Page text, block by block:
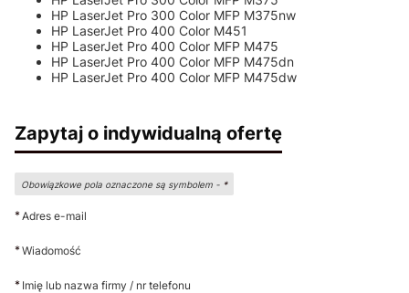
HP LaserJet Pro 300 Color MFP M375nw
HP LaserJet Pro 400 Color M451
HP LaserJet Pro 400 Color MFP M475
HP LaserJet Pro 400 Color MFP M475dn
HP LaserJet Pro 400 Color MFP M475dw
Zapytaj o indywidualną ofertę
Obowiązkowe pola oznaczone są symbolem - *
*Adres e-mail
*Wiadomość
* Imię lub nazwa firmy / nr telefonu